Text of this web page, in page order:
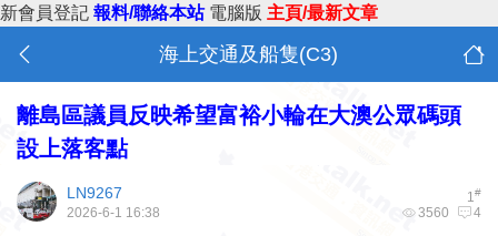
新會員登記 報料/聯絡本站 電腦版 主頁/最新文章
海上交通及船隻(C3)
離島區議員反映希望富裕小輪在大澳公眾碼頭
設上落客點
1#
LN9267
3560 4
2026-6-1 16:38